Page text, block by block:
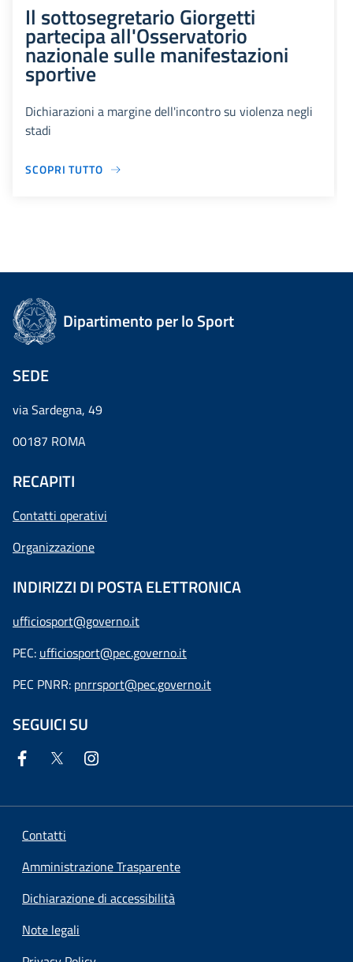
Il sottosegretario Giorgetti
partecipa all'Osservatorio
nazionale sulle manifestazioni
sportive
Dichiarazioni a margine dell'incontro su violenza negli
stadi
SCOPRI TUTTO
Dipartimento per lo Sport
SEDE
via Sardegna, 49
00187 ROMA
RECAPITI
Contatti operativi
Organizzazione
INDIRIZZI DI POSTA ELETTRONICA
ufficiosport@governo.it
PEC: ufficiosport@pec.governo.it
PEC PNRR: pnrrsport@pec.governo.it
SEGUICI SU
Contatti
Amministrazione Trasparente
Dichiarazione di accessibilità
Note legali